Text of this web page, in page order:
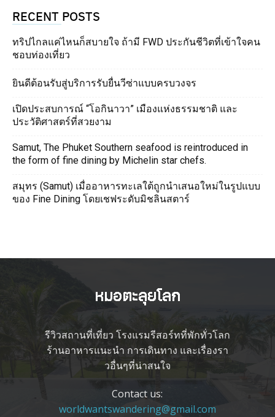
RECENT POSTS
ทริปไกลแค่ไหนก็สบายใจ ถ้ามี FWD ประกันชีวิตที่เข้าใจคน
ชอบท่องเที่ยว
ยินดีต้อนรับสู่บริการรับยื่นวีซ่าแบบครบวงจร
เปิดประสบการณ์ “โอกินาวา” เมืองแห่งธรรมชาติ และ
ประวัติศาสตร์ที่สวยงาม
Samut, The Phuket Southern seafood is reintroduced in
the form of fine dining by Michelin star chefs.
สมุทร (Samut) เมื่ออาหารทะเลใต้ถูกนำเสนอใหม่ในรูปแบบ
ของ Fine Dining โดยเชฟระดับมิชลินสตาร์
รีวิวสถานที่เที่ยว โรงแรมรีสอร์ทที่พักทั่วโลก
ร้านอาหารแนะนำ การเดินทาง และเรื่องรา
วอื่นๆที่น่าสนใจ
Contact us:
worldwantswandering@gmail.com